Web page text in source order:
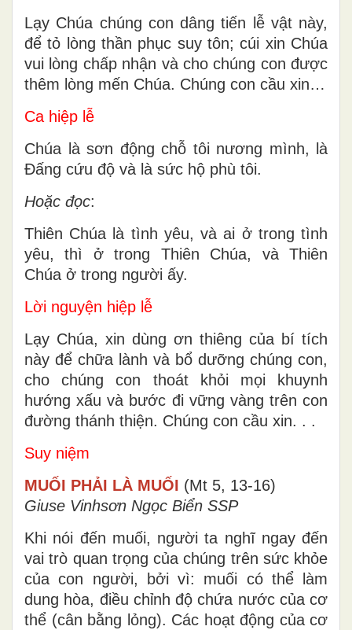
Lạy Chúa chúng con dâng tiến lễ vật này,
để tỏ lòng thần phục suy tôn; cúi xin Chúa
vui lòng chấp nhận và cho chúng con được
thêm lòng mến Chúa. Chúng con cầu xin…
Ca hiệp lễ
Chúa là sơn động chỗ tôi nương mình, là
Đấng cứu độ và là sức hộ phù tôi.
Hoặc đọc:
Thiên Chúa là tình yêu, và ai ở trong tình
yêu, thì ở trong Thiên Chúa, và Thiên
Chúa ở trong người ấy.
Lời nguyện hiệp lễ
Lạy Chúa, xin dùng ơn thiêng của bí tích
này để chữa lành và bổ dưỡng chúng con,
cho chúng con thoát khỏi mọi khuynh
hướng xấu và bước đi vững vàng trên con
đường thánh thiện. Chúng con cầu xin. . .
Suy niệm
MUỐI PHẢI LÀ MUỐI (Mt 5, 13-16)
Giuse Vinhsơn Ngọc Biển SSP
Khi nói đến muối, người ta nghĩ ngay đến
vai trò quan trọng của chúng trên sức khỏe
của con người, bởi vì: muối có thể làm
dung hòa, điều chỉnh độ chứa nước của cơ
thể (cân bằng lỏng). Các hoạt động của cơ